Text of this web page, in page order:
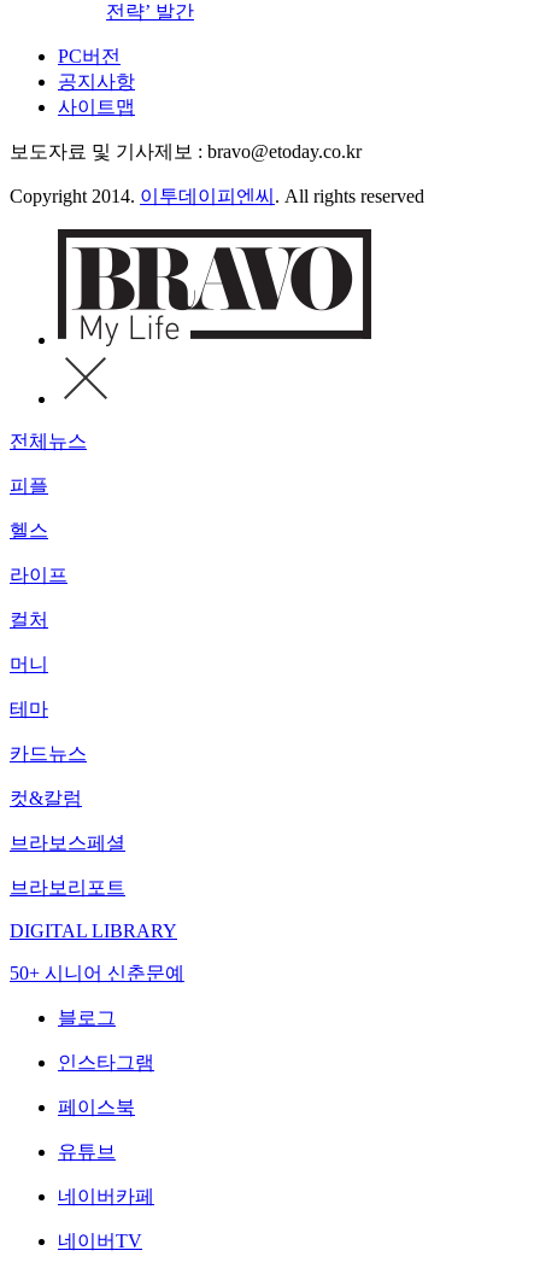
전략’ 발간
PC버전
공지사항
사이트맵
보도자료 및 기사제보 : bravo@etoday.co.kr
Copyright 2014. 이투데이피엔씨 . All rights reserved
전체뉴스
피플
헬스
라이프
컬처
머니
테마
카드뉴스
컷&칼럼
브라보스페셜
브라보리포트
DIGITAL LIBRARY
50+ 시니어 신춘문예
블로그
인스타그램
페이스북
유튜브
네이버카페
네이버TV